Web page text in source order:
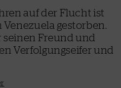
auf der Flucht ist
gestorben.
seinen Freund und
Verfolgungseifer und